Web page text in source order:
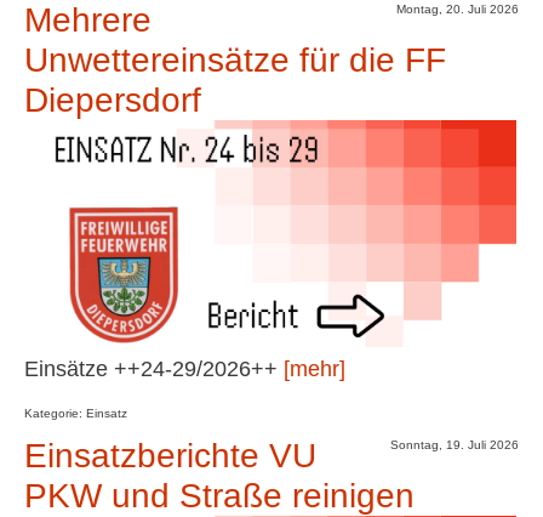
Montag, 20. Juli 2026
Mehrere
Unwettereinsätze für die FF
Diepersdorf
Einsätze ++24-29/2026++ [mehr]
Kategorie: Einsatz
Sonntag, 19. Juli 2026
Einsatzberichte VU
PKW und Straße reinigen